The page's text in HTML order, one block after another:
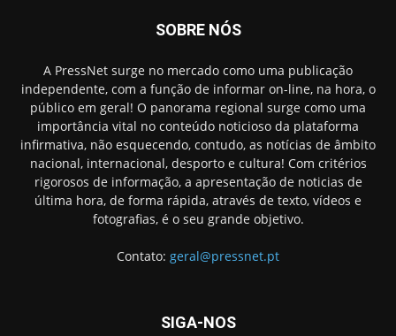
SOBRE NÓS
A PressNet surge no mercado como uma publicação
independente, com a função de informar on-line, na hora, o
público em geral! O panorama regional surge como uma
importância vital no conteúdo noticioso da plataforma
infirmativa, não esquecendo, contudo, as notícias de âmbito
nacional, internacional, desporto e cultura! Com critérios
rigorosos de informação, a apresentação de noticias de
última hora, de forma rápida, através de texto, vídeos e
fotografias, é o seu grande objetivo.
Contato: geral@pressnet.pt
SIGA-NOS